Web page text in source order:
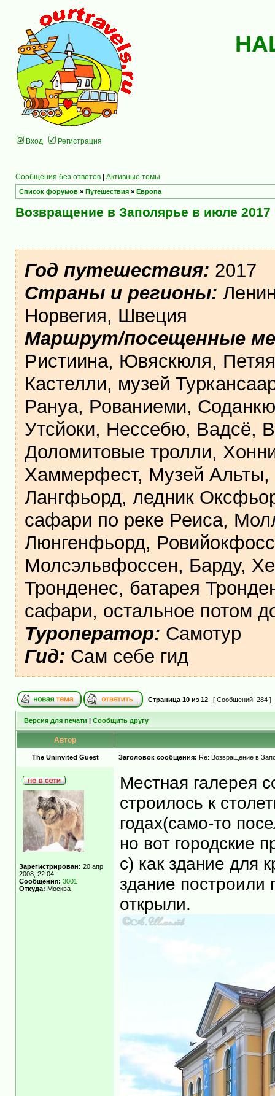
Вход Регистрация
Сообщения без ответов | Активные темы
Список форумов » Путешествия » Европа
Возвращение в Заполярье в июле 2017
Год путешествия: 2017
Страны и регионы:
Норвегия, Швеция
Маршрут/посещенные
Ристиина, Ювяскюля,
Кастелли, музей
Рануа, Рованиеми,
Утсйоки, Нессебю, Вадсё,
Доломитовые тролли,
Хаммерфест, Музей Альты,
Лангфьорд, ледник
сафари по реке Реиса,
Люнгенфьорд,
Молсэльвфоссен, Барду,
Тронденес, батарея
сафари, остальное потом
Туроператор: Самотур
Гид: Сам себе гид
Страница 10 из 12 [ Сообщений: 284 ]
Версия для печати | Сообщить другу
Автор
The Uninvited Guest Заголовок сообщения: Re: Возвращение в
Зарегистрирован: 20 апр
2008, 22:04
Сообщения: 3001
Откуда: Москва
Местная галерея
строилось к
годах(само-то
но вот городские
с) как здание для
здание построили
открыли.